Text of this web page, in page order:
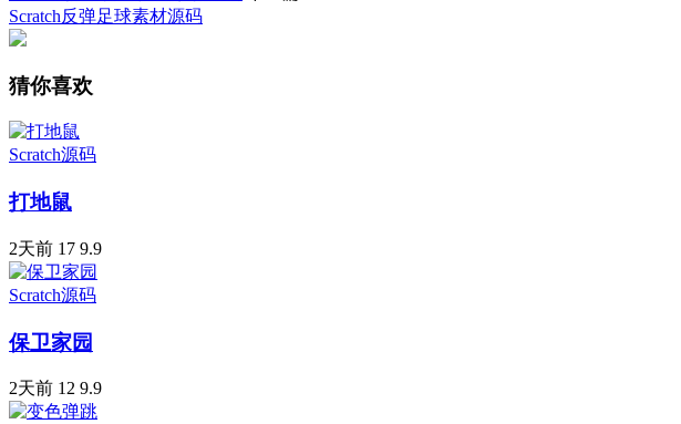
Scratch反弹足球素材源码
猜你喜欢
Scratch源码
打地鼠
2天前 17 9.9
Scratch源码
保卫家园
2天前 12 9.9